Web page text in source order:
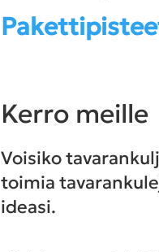
Kerro meille
Voisiko
toimia
ideasi.